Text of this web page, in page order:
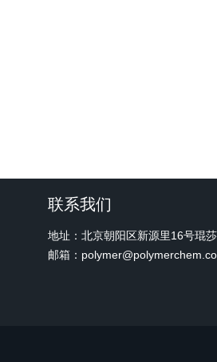
联系我们
地址：北京朝阳区新源里16号琨
邮箱：